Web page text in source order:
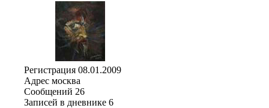
Регистрация 08.01.2009
Адрес москва
Сообщений 26
Записей в дневнике 6